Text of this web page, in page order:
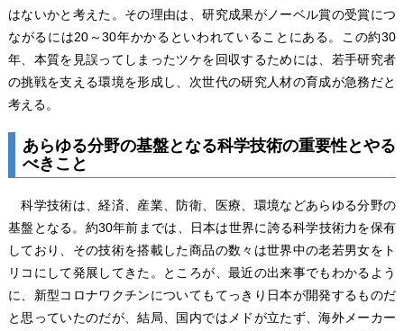
はないかと考えた。その理由は、研究成果がノーベル賞の受賞につ
ながるには20～30年かかるといわれていることにある。この約30
年、本質を見誤ってしまったツケを回収するためには、若手研究者
の挑戦を支える環境を形成し、次世代の研究人材の育成が急務だと
考える。
あらゆる分野の基盤となる科学技術の重要性とやる
べきこと
科学技術は、経済、産業、防衛、医療、環境などあらゆる分野の
基盤となる。約30年前までは、日本は世界に誇る科学技術力を保有
しており、その技術を搭載した商品の数々は世界中の老若男女をト
リコにして発展してきた。ところが、最近の出来事でもわかるよう
に、新型コロナワクチンについてもてっきり日本が開発するものだ
と思っていたのだが、結局、国内ではメドが立たず、海外メーカー